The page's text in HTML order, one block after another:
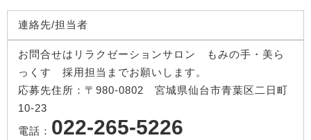
連絡先/担当者
お問合せはリラクゼーションサロン もみの手・美ら
っくす 採用担当までお願いします。
応募先住所：〒980-0802 宮城県仙台市青葉区二日町
10-23
電話： 022-265-5226